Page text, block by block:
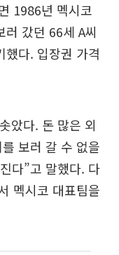
1986년 멕시코
갔던 66세 A씨
했다. 입장권 가격
았다. 돈 많은 외
보러 갈 수 없을
다”고 말했다. 다
멕시코 대표팀을